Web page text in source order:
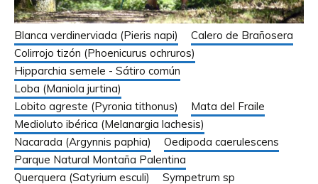
Blanca verdinerviada (Pieris napi)
Calero de Brañosera
Colirrojo tizón (Phoenicurus ochruros)
Hipparchia semele - Sátiro común
Loba (Maniola jurtina)
Lobito agreste (Pyronia tithonus)
Mata del Fraile
Medioluto ibérica (Melanargia lachesis)
Nacarada (Argynnis paphia)
Oedipoda caerulescens
Parque Natural Montaña Palentina
Querquera (Satyrium esculi)
Sympetrum sp